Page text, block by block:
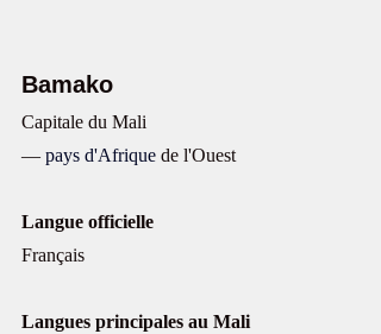
Bamako
Capitale du Mali
— pays d'Afrique de l'Ouest
Langue officielle
Français
Langues principales au Mali